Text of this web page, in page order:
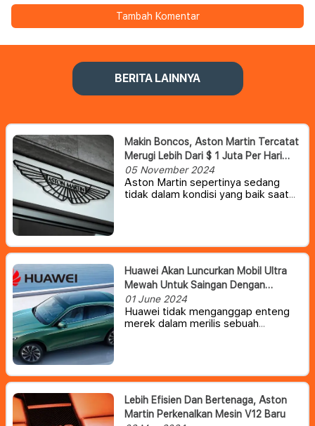
Tambah Komentar
BERITA LAINNYA
Makin Boncos, Aston Martin Tercatat
Merugi Lebih Dari $ 1 Juta Per Hari
Sepanjang 2024
05 November 2024
Aston Martin sepertinya sedang
tidak dalam kondisi yang baik saat
Huawei Akan Luncurkan Mobil Ultra
Mewah Untuk Saingan Dengan
Maybach & Rolls-Royce
01 June 2024
Huawei tidak menganggap enteng
merek dalam merilis sebuah
Maybach dan Rolls-Royce.
Lebih Efisien Dan Bertenaga, Aston
Martin Perkenalkan Mesin V12 Baru